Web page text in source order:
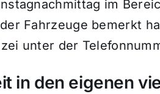
im
Fahrzeuge bemerkt
unter der
in den eigenen